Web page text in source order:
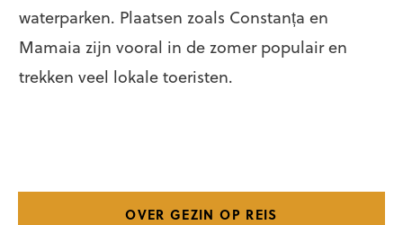
waterparken. Plaatsen zoals Constanța en
Mamaia zijn vooral in de zomer populair en
trekken veel lokale toeristen.
OVER GEZIN OP REIS